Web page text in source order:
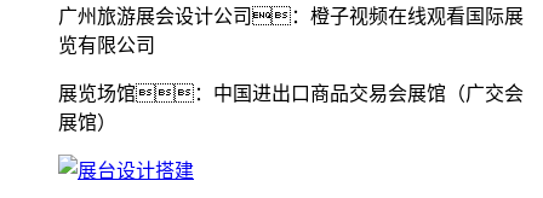
广州旅游展会设计公司：橙子视频在线观看国际展
览有限公司
展览场馆：中国进出口商品交易会展馆（广交会
展馆）